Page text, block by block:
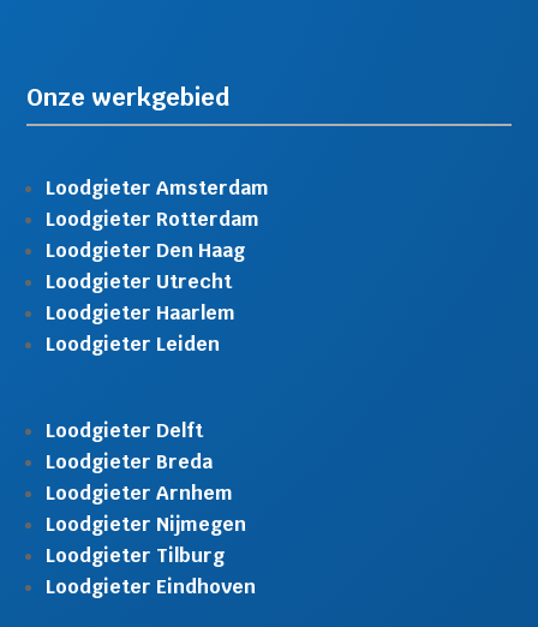
Onze werkgebied
Loodgieter Amsterdam
Loodgieter Rotterdam
Loodgieter Den Haag
Loodgieter Utrecht
Loodgieter Haarlem
Loodgieter Leiden
Loodgieter Delft
Loodgieter Breda
Loodgieter Arnhem
Loodgieter Nijmegen
Loodgieter Tilburg
Loodgieter Eindhoven